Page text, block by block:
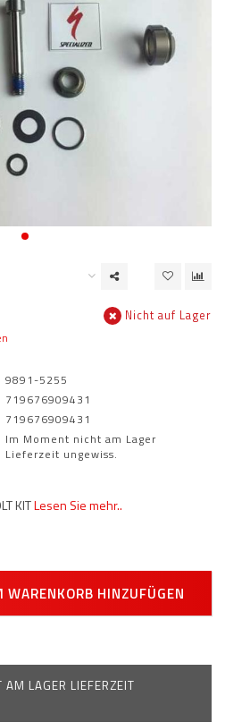
Nicht auf Lager
9891-5255
719676909431
719676909431
Im Moment nicht am Lager
Lieferzeit ungewiss.
KITLesen Sie mehr..
WARENKORB HINZUFÜGEN
LAGER LIEFERZEIT